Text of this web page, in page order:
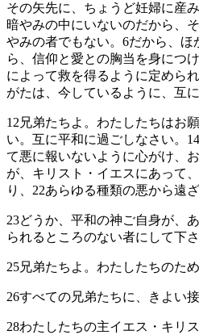
その矢先に、ちょうど妊婦に産
暗やみの中にいないのだから、
やみの者でもない。 6だから、ほ
ら、信仰と愛との胸当を身につ
によって救を得るように定められ
がたは、今しているように、互
12 兄弟たちよ。わたしたちはお
い。互に平和に過ごしなさい。 14
て悪に報いないように心がけ、
が、キリスト・イエスにあって
り、 22あらゆる種類の悪から遠
23どうか、平和の神ご自身が、
られるところのない者にして下さ
25兄弟たちよ。わたしたちのた
26すべての兄弟たちに、きよい
28わたしたちの主イエス・キリ